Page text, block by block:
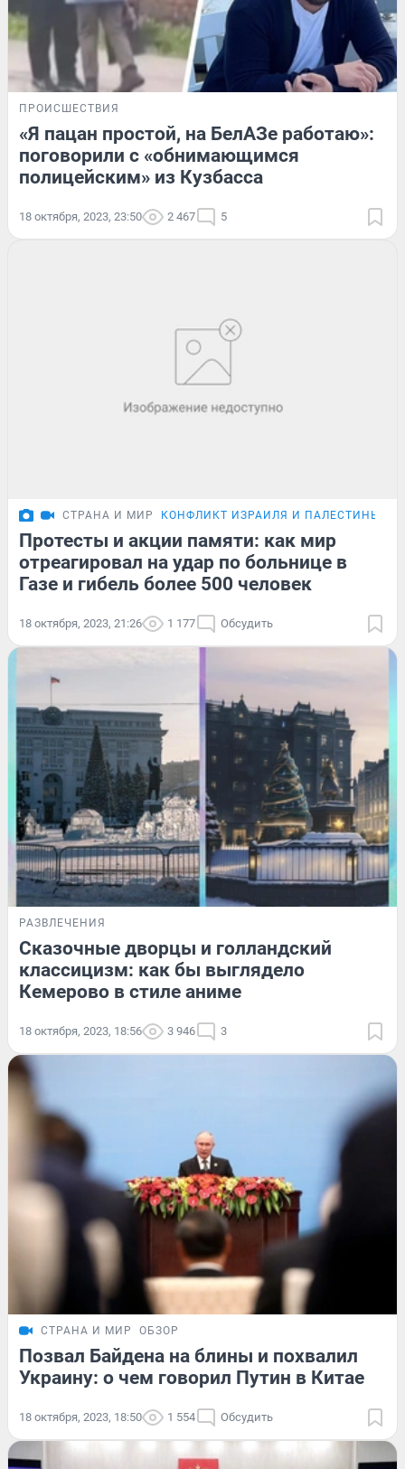
ПРОИСШЕСТВИЯ
«Я пацан простой, на БелАЗе работаю»:
поговорили с «обнимающимся
полицейским» из Кузбасса
18 октября, 2023, 23:50 2 467 5
СТРАНА И МИР КОНФЛИКТ ИЗРАИЛЯ И ПАЛЕСТИНЫ
Протесты и акции памяти: как мир
отреагировал на удар по больнице в
Газе и гибель более 500 человек
18 октября, 2023, 21:26 1 177 Обсудить
РАЗВЛЕЧЕНИЯ
Сказочные дворцы и голландский
классицизм: как бы выглядело
Кемерово в стиле аниме
18 октября, 2023, 18:56 3 946 3
СТРАНА И МИР ОБЗОР
Позвал Байдена на блины и похвалил
Украину: о чем говорил Путин в Китае
18 октября, 2023, 18:50 1 554 Обсудить